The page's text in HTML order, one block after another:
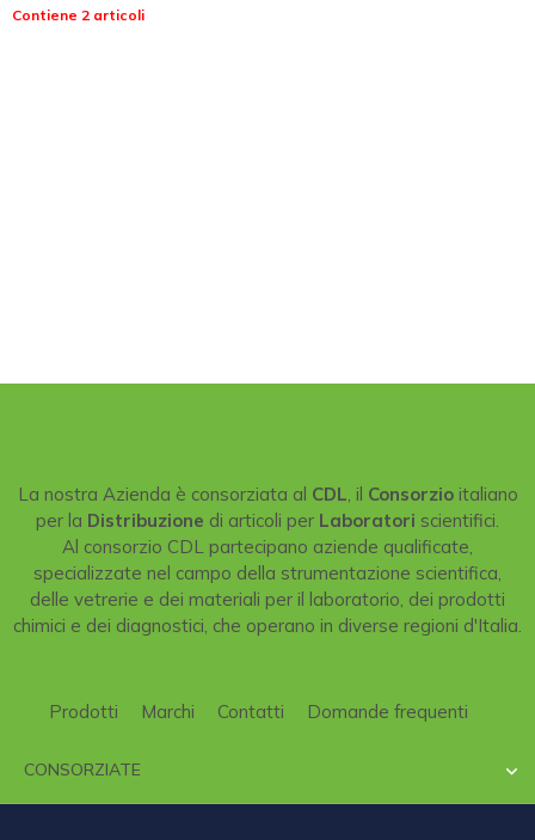
Contiene 2 articoli
La nostra Azienda è consorziata al CDL, il Consorzioitaliano
per la Distribuzione di articoli per Laboratori scientifici.
Al consorzio CDL partecipano aziende qualificate,
specializzate nel campo della strumentazione scientifica,
delle vetrerie e dei materiali per il laboratorio, dei prodotti
chimici e dei diagnostici, che operano in diverse regioni d'Italia.
Prodotti Marchi Contatti Domande frequenti
CONSORZIATE 